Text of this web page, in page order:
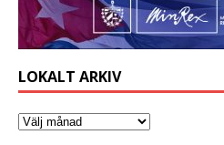
LOKALT ARKIV